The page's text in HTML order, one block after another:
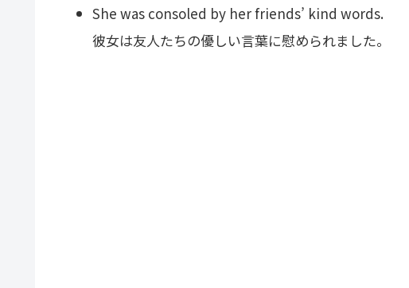
She was consoled by her friends’ kind words.
彼女は友人たちの優しい言葉に慰められました。